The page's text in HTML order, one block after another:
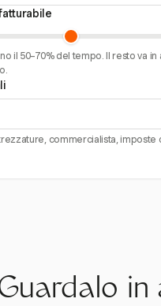
il 50–70% del tempo. Il resto va
commercialista, imposte
in